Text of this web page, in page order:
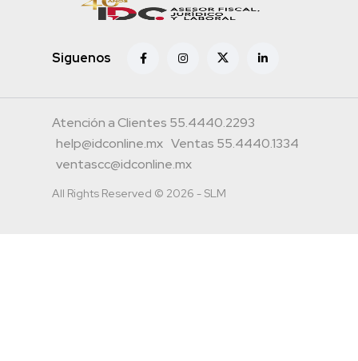
Siguenos
Atención a Clientes 55.4440.2293
help@idconline.mx Ventas 55.4440.1334
ventascc@idconline.mx
All Rights Reserved © 2026 - SLM